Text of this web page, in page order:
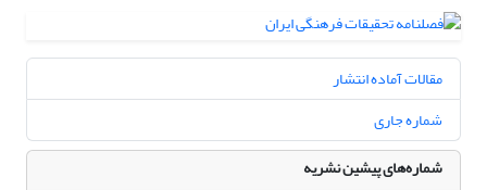
مقالات آماده انتشار
شماره جاری
شماره‌های پیشین نشریه